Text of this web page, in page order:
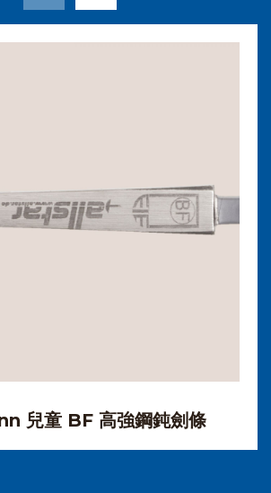
兒童 BF 高強鋼鈍劍條